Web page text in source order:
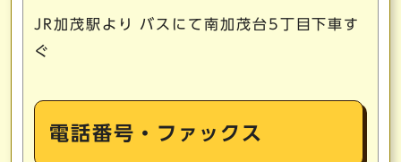
JR加茂駅より バスにて南加茂台5丁目下車す
ぐ
電話番号・ファックス